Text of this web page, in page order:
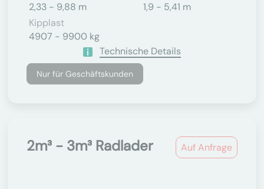
2,33 - 9,88 m
1,9 - 5,41 m
Kipplast
4907 - 9900 kg
Technische Details
Nur für Geschäftskunden
Auf Anfrage
2m³ - 3m³ Radlader